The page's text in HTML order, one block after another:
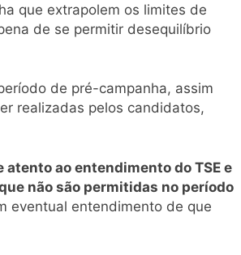
que extrapolem os limites de
de se permitir desequilíbrio
de pré-campanha, assim
realizadas pelos candidatos,
ao entendimento do TSE e
não são permitidas no período
eventual entendimento de que